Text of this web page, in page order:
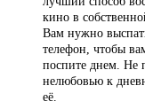
кино в
Вам нужно
телефон, чтобы
поспите днем. Не
нелюбовью к
её.